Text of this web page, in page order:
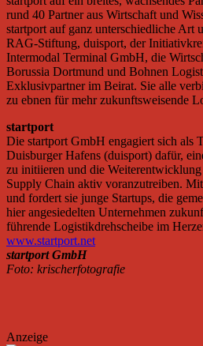
rund 40 Partner aus Wirtschaft und
startport auf ganz unterschiedliche Art
RAG-Stiftung, duisport, der
Intermodal Terminal GmbH, die
Borussia Dortmund und Bohnen
Exklusivpartner im Beirat. Sie alle
zu ebnen für mehr zukunftsweisende
startport
Die startport GmbH engagiert sich als
Duisburger Hafens (duisport) dafür,
zu initiieren und die
Supply Chain aktiv voranzutreiben.
und fordert sie junge Startups, die
hier angesiedelten Unternehmen
führende Logistikdrehscheibe im
www.startport.net
startport GmbH
Foto: krischerfotografie
Anzeige